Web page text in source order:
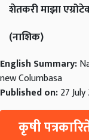
शेतकरी माझा
(नाशिक)
English Summary:
new Columbasa
Published on:27
कृषी